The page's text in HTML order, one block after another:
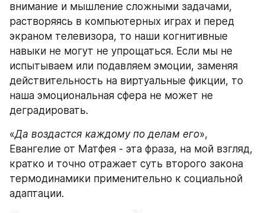
внимание и мышление сложными задачами,
растворяясь в компьютерных играх и перед
экраном телевизора, то наши когнитивные
навыки не могут не упрощаться. Если мы не
испытываем или подавляем эмоции, заменяя
действительность на виртуальные фикции, то
наша эмоциональная сфера не может не
деградировать.
«Да воздастся каждому по делам его»,
Евангелие от Матфея - эта фраза, на мой взгляд,
кратко и точно отражает суть второго закона
термодинамики применительно к социальной
адаптации.